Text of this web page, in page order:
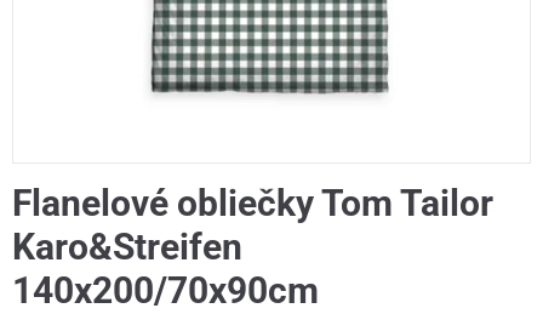
Flanelové obliečky Tom Tailor
Karo&Streifen
140x200/70x90cm